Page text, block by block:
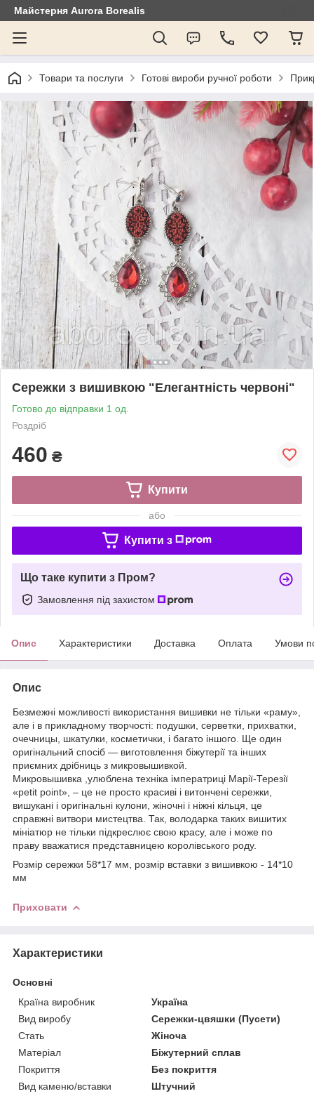
Майстерня Aurora Borealis
Товари та послуги Готові вироби ручної роботи
Сережки з вишивкою "Елегантність червоні"
Готово до відправки 1 од.
Роздріб
460 ₴
Купити
або
Купити з
Що таке купити з Пром?
Замовлення під захистом
Опис Характеристики Доставка Оплата Умови
Опис
Безмежні можливості використання вишивки не тільки «раму»,
але і в прикладному творчості: подушки, серветки, прихватки,
очечницы, шкатулки, косметички, і багато іншого. Ще один
оригінальний спосіб — виготовлення біжутерії та інших
приємних дрібниць з микровышивкой.
Микровышивка ,улюблена техніка імператриці Марії-Терезії
«рetit рoint», – це не просто красиві і витончені сережки,
вишукані і оригінальні кулони, жіночні і ніжні кільця, це
справжні витвори мистецтва. Так, володарка таких вишитих
мініатюр не тільки підкреслює свою красу, але і може по
праву вважатися представницею королівського роду.
Розмір сережки 58*17 мм, розмір вставки з вишивкою - 14*10
мм
Приховати
Характеристики
Основні
Країна виробник
Україна
Вид виробу
Сережки-цвяшки (Пусети)
Стать
Жіноча
Матеріал
Біжутерний сплав
Покриття
Без покриття
Вид каменю/вставки
Штучний